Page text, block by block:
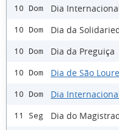
10 Dom Dia
10 Dom Dia da
10 Dom Dia da Preguiça
10 Dom Dia de São
10 Dom Dia
11 Seg Dia do